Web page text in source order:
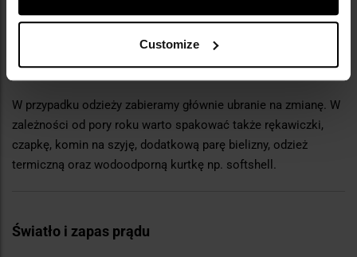
Customize
Odzież
W przypadku odzieży zabieramy głównie ubranie na zmianę. W
zależności od pory roku warto spakować także rękawiczki,
czapkę, komin na szyję, dodatkową parę bielizny, odzież
termiczną oraz wodoodporną kurtkę np. softshell.
Światło i zapas prądu